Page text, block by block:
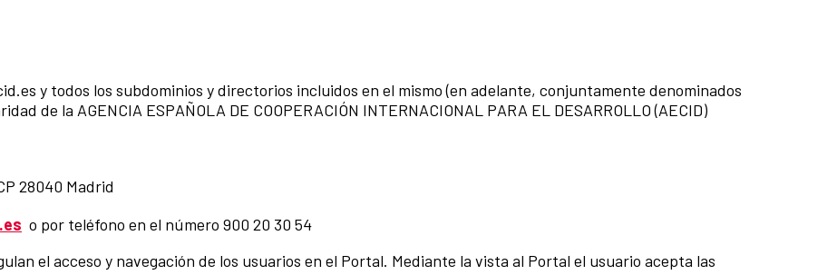
y todos los subdominios y directorios incluidos en el mismo (en adelante, conjuntamente denominados
de la AGENCIA ESPAÑOLA DE COOPERACIÓN INTERNACIONAL PARA EL DESARROLLO (AECID)
28040 Madrid
o por teléfono en el número 900 20 30 54
el acceso y navegación de los usuarios en el Portal. Mediante la vista al Portal el usuario acepta las